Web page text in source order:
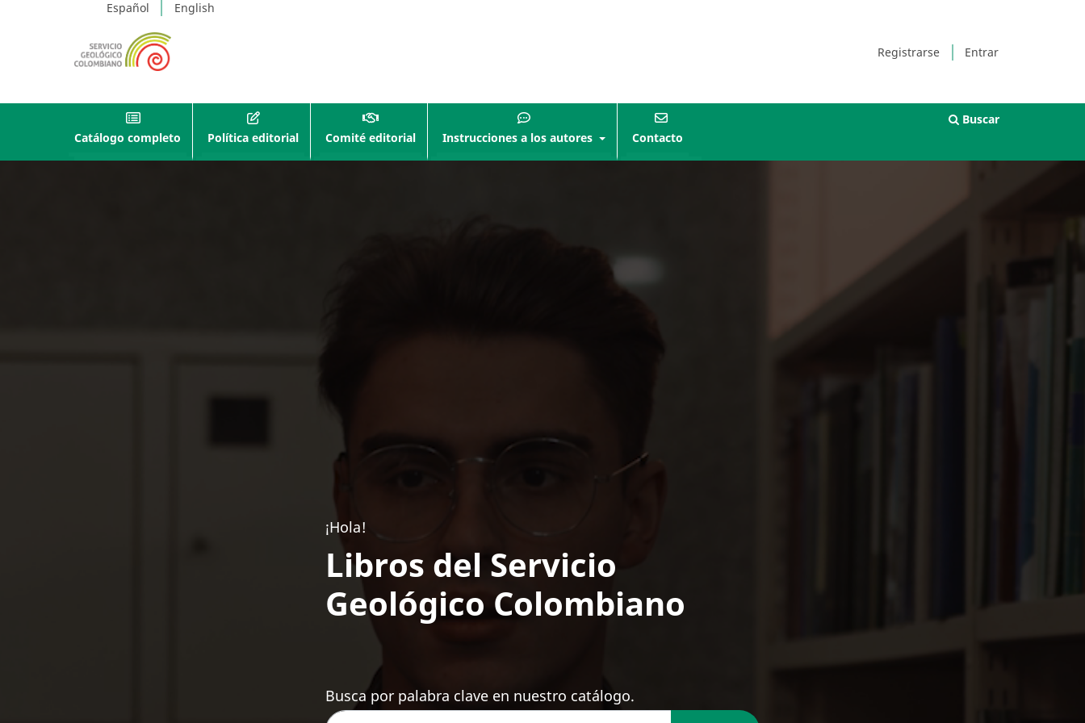
Español English
Registrarse Entrar
Catálogo completo Política editorial Comité editorial Instrucciones a los autores Contacto
Buscar
¡Hola!
Libros del Servicio
Geológico Colombiano
Busca por palabra clave en nuestro catálogo.